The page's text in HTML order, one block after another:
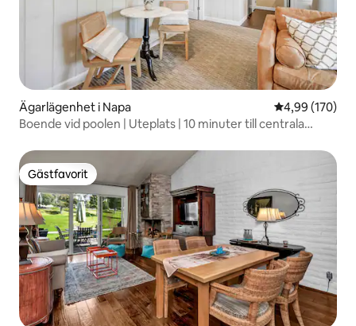
Ägarlägenhet i Napa 4,99 av 5 i
4,99 (170)
Boende vid poolen | Uteplats | 10 minuter till centrala
Gästfavorit
Gästfavorit